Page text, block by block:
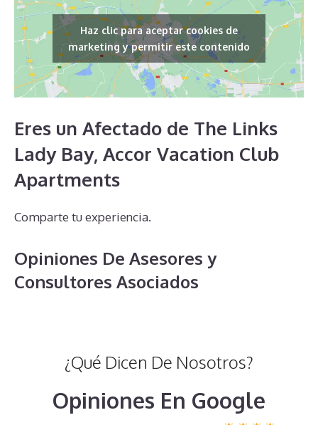
Haz clic para aceptar cookies de
marketing y permitir este contenido
Eres un Afectado de The Links
Lady Bay, Accor Vacation Club
Apartments
Comparte tu experiencia.
Opiniones De Asesores y
Consultores Asociados
¿Qué Dicen De Nosotros?
Opiniones En Google